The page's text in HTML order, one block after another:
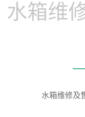
水箱维
水箱维修及